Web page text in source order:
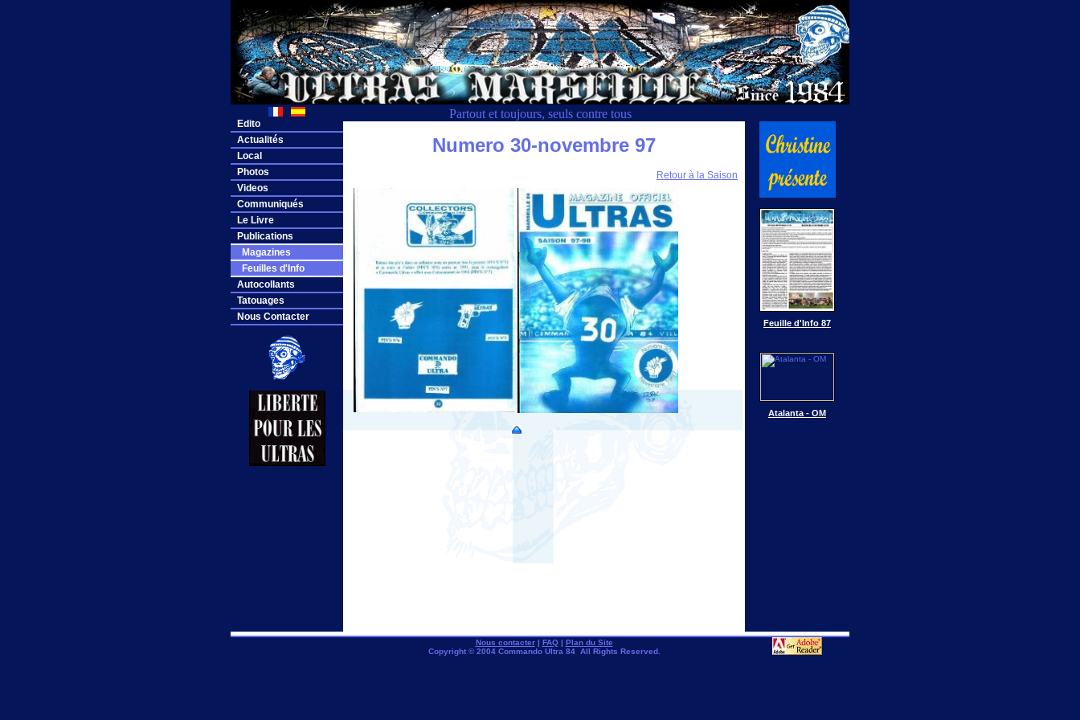
Partout et toujours, seuls contre tous
Edito
Actualités
Local
Photos
Videos
Communiqués
Le Livre
Publications
Magazines
Feuilles d'Info
Autocollants
Tatouages
Nous Contacter
Numero 30-novembre 97
Retour à la Saison
Feuille d'Info 87
Atalanta - OM
Nous contacter| FAQ| Plan du Site
Copyright © 2004 Commando Ultra 84 All Rights Reserved.